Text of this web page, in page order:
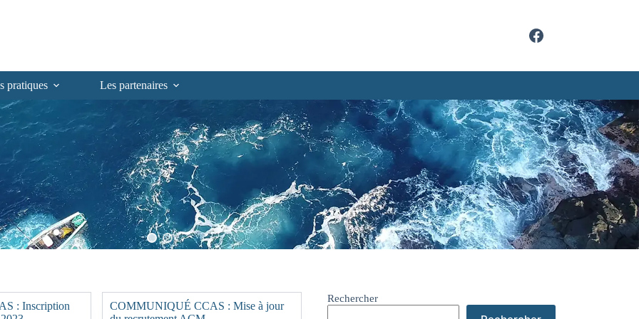
pratiques Les partenaires
: Inscription
COMMUNIQUÉ CCAS : Mise à jour
Rechercher